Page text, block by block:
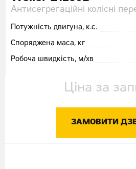
Антисегрегаційні колісні
Потужність двигуна, к.с.
Споряджена маса, кг
Робоча швидкість, м/хв
Ціна за
ЗАМОВИТИ